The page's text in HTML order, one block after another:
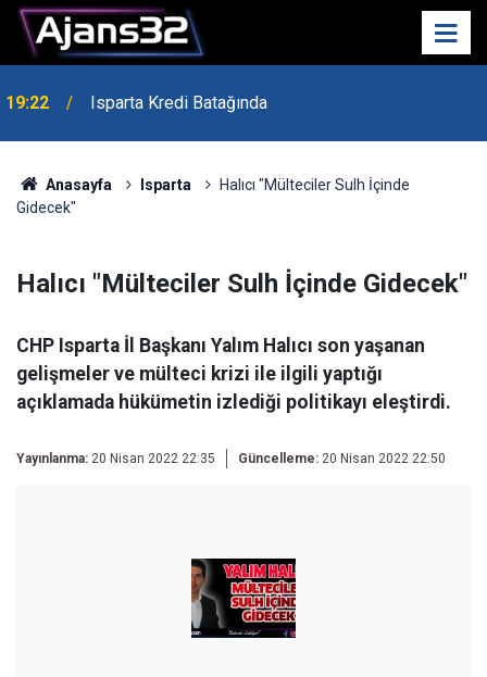
19:22 Isparta Kredi Batağında
Anasayfa Isparta
Halıcı "Mülteciler Sulh İçinde
Gidecek"
Halıcı "Mülteciler Sulh İçinde Gidecek"
CHP Isparta İl Başkanı Yalım Halıcı son yaşanan
gelişmeler ve mülteci krizi ile ilgili yaptığı
açıklamada hükümetin izlediği politikayı eleştirdi.
Yayınlanma: 20 Nisan 2022 22:35 Güncelleme: 20 Nisan 2022 22:50